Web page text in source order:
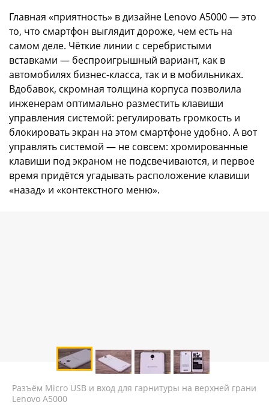
Главная «приятность» в дизайне Lenovo A5000 — это
то, что смартфон выглядит дороже, чем есть на
самом деле. Чёткие линии с серебристыми
вставками — беспроигрышный вариант, как в
автомобилях бизнес-класса, так и в мобильниках.
Вдобавок, скромная толщина корпуса позволила
инженерам оптимально разместить клавиши
управления системой: регулировать громкость и
блокировать экран на этом смартфоне удобно. А вот
управлять системой — не совсем: хромированные
клавиши под экраном не подсвечиваются, и первое
время придётся угадывать расположение клавиши
«назад» и «контекстного меню».
Разъём Micro USB и вход для гарнитуры на верхней грани
Lenovo A5000